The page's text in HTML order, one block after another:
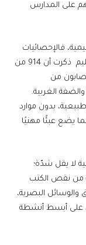
على المدارس
فالإحصائيات
تشير إلى أن الأوضاع مأساوية: وزارة التربية والتعليم ذكرت أن 914 من
والإداريين تم استشهادهم، و4,363 مصابون من
الغربية.
بدون موارد
يضع عبئًا مهنيًا
لا يقل شدّة؛
من نقص الكتب
والوسائل البصرية،
على أبسط أنشطة